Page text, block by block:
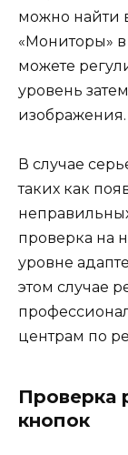
можно найти
«Мониторы» в
можете
уровень
изображения.
В случае
таких как
проверка на
уровне
этом случае
центрам по
Проверка
кнопок